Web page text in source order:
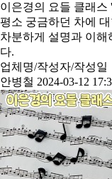
이은경의 요들 클래스
평소 궁금하던 차에
차분하게 설명과 이해
다.
업체명/작성자/작성일
안병철 2024-03-12